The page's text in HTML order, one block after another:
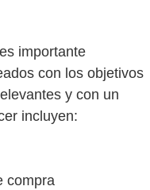
importante
con los objetivos
y con un
incluyen:
compra